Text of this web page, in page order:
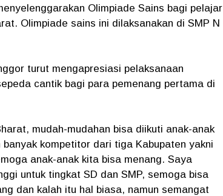
Olimpiade Sains bagi pelajar
Olimpiade sains ini dilaksanakan di SMP N
turut mengapresiasi pelaksanaan
cantik bagi para pemenang pertama di
mudah-mudahan bisa diikuti anak-anak
kompetitor dari tiga Kabupaten yakni
anak-anak kita bisa menang. Saya
untuk tingkat SD dan SMP, semoga bisa
dan kalah itu hal biasa, namun semangat